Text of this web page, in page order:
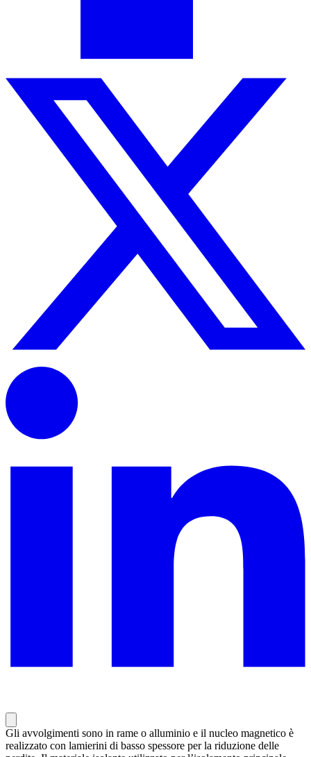
Gli avvolgimenti sono in rame o alluminio e il nucleo magnetico è
realizzato con lamierini di basso spessore per la riduzione delle